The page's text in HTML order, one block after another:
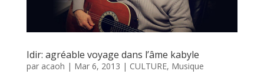
Idir: agréable voyage dans l’âme kabyle
par acaoh | Mar 6, 2013 | CULTURE, Musique